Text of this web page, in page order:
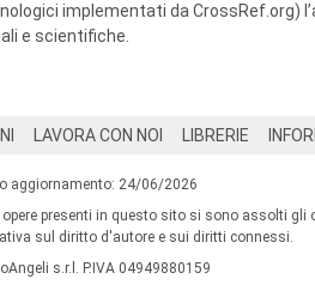
implementati da CrossRef.org)
e scientifiche.
LAVORA CON NOI LIBRERIE
aggiornamento: 24/06/2026
opere presenti in questo sito si sono assolti gli
sul diritto d'autore e sui diritti connessi.
s.r.l. P.IVA 04949880159